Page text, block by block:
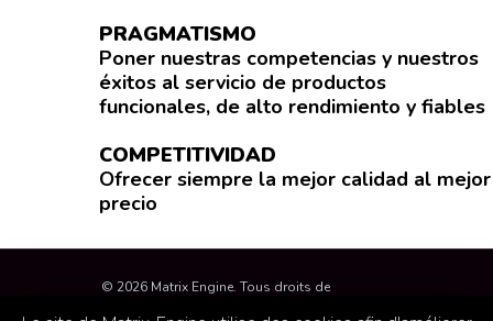
PRAGMATISMO
Poner nuestras competencias y nuestros
éxitos al servicio de productos
funcionales, de alto rendimiento y fiables
COMPETITIVIDAD
Ofrecer siempre la mejor calidad al mejor
precio
© 2026 Matrix Engine. Tous droits de